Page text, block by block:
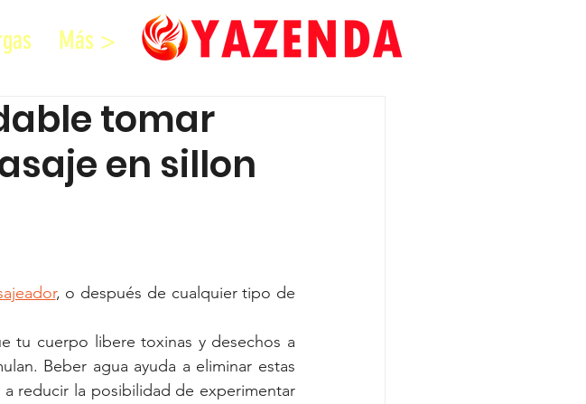
Más >
tomar
en sillon
tu cuerpo libere toxinas y desechos a
Beber agua ayuda a eliminar estas
reducir la posibilidad de experimentar